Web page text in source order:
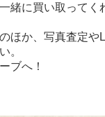
緒に買い取ってく
ほか、写真査定や
。
ブへ！